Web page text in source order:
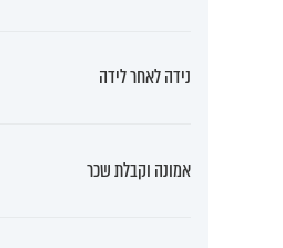
נידה לאחר לידה
אמונה וקבלת שכר